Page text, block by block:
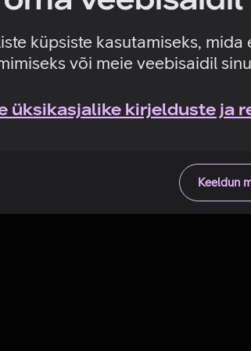
küpsiste kasutamiseks,
või meie veebisaidil
üksikasjalike kirjelduste ja
Keeldun